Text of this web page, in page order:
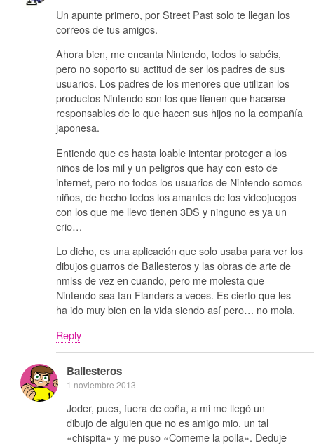
Un apunte primero, por Street Past solo te llegan los
correos de tus amigos.
Ahora bien, me encanta Nintendo, todos lo sabéis,
pero no soporto su actitud de ser los padres de sus
usuarios. Los padres de los menores que utilizan los
productos Nintendo son los que tienen que hacerse
responsables de lo que hacen sus hijos no la compañía
japonesa.
Entiendo que es hasta loable intentar proteger a los
niños de los mil y un peligros que hay con esto de
internet, pero no todos los usuarios de Nintendo somos
niños, de hecho todos los amantes de los videojuegos
con los que me llevo tienen 3DS y ninguno es ya un
crio…
Lo dicho, es una aplicación que solo usaba para ver los
dibujos guarros de Ballesteros y las obras de arte de
nmlss de vez en cuando, pero me molesta que
Nintendo sea tan Flanders a veces. Es cierto que les
ha ido muy bien en la vida siendo así pero… no mola.
Reply
Ballesteros
1 noviembre 2013
Joder, pues, fuera de coña, a mi me llegó un
dibujo de alguien que no es amigo mio, un tal
«chispita» y me puso «Comeme la polla». Deduje